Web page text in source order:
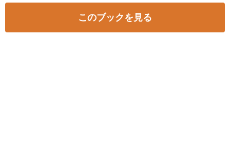
このブックを見る